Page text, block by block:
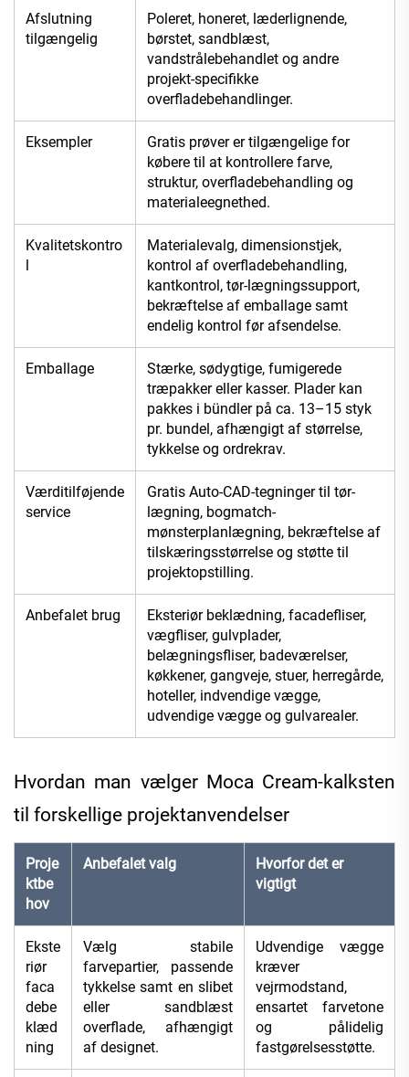
Afslutning
tilgængelig
Poleret, honeret, læderlignende,
børstet, sandblæst,
vandstrålebehandlet og andre
projekt-specifikke
overfladebehandlinger.
Eksempler
Gratis prøver er tilgængelige for
købere til at kontrollere farve,
struktur, overfladebehandling og
materialeegnethed.
Kvalitetskontro
Materialevalg, dimensionstjek,
kontrol af overfladebehandling,
kantkontrol, tør-lægningssupport,
bekræftelse af emballage samt
endelig kontrol før afsendelse.
Emballage
Stærke, sødygtige, fumigerede
træpakker eller kasser. Plader kan
pakkes i bündler på ca. 13–15 styk
pr. bundel, afhængigt af størrelse,
tykkelse og ordrekrav.
Værditilføjende
service
Gratis Auto-CAD-tegninger til tør-
lægning, bogmatch-
mønsterplanlægning, bekræftelse af
tilskæringsstørrelse og støtte til
projektopstilling.
Anbefalet brug
Eksteriør beklædning, facadefliser,
vægfliser, gulvplader,
belægningsfliser, badeværelser,
køkkener, gangveje, stuer, herregårde,
hoteller, indvendige vægge,
udvendige vægge og gulvarealer.
Hvordan man vælger Moca Cream-kalksten
til forskellige projektanvendelser
Proje
ktbe
hov
Anbefalet valg
Hvorfor det er
vigtigt
Ekste
riør
faca
debe
klæd
ning
Vælg stabile
farvepartier, passende
tykkelse samt en slibet
eller sandblæst
overflade, afhængigt
af designet.
Udvendige vægge
kræver
vejrmodstand,
ensartet farvetone
og pålidelig
fastgørelsesstøtte.